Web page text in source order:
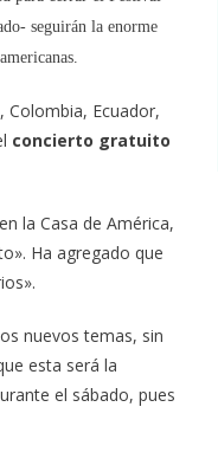
seguirán la enorme
Colombia, Ecuador,
concierto gratuito
la Casa de América,
Ha agregado que
nuevos temas, sin
esta será la
el sábado, pues